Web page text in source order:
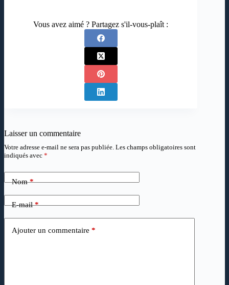
Vous avez aimé ? Partagez s'il-vous-plaît :
Laisser un commentaire
Votre adresse e-mail ne sera pas publiée. Les champs obligatoires sont
indiqués avec *
Nom*
E-mail*
Ajouter un commentaire *